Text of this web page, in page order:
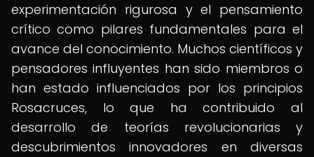
experimentación rigurosa y el pensamiento
crítico como pilares fundamentales para el
avance del conocimiento. Muchos científicos y
pensadores influyentes han sido miembros o
han estado influenciados por los principios
Rosacruces, lo que ha contribuido al
desarrollo de teorías revolucionarias y
descubrimientos innovadores en diversas